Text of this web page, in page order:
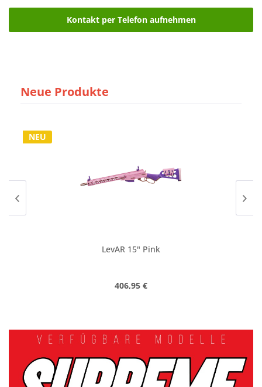
Kontakt per Telefon aufnehmen
Neue Produkte
NEU
LevAR 15" Pink
406,95 €